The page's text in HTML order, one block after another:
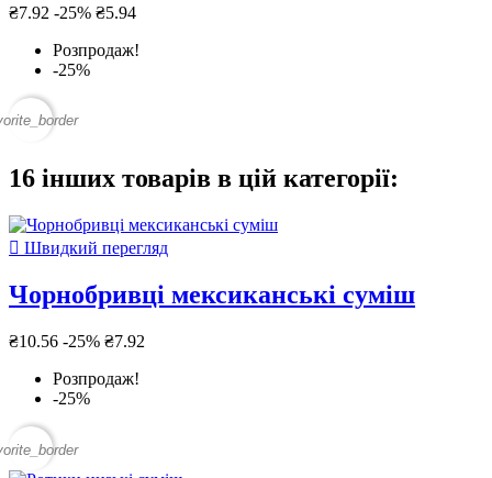
₴7.92 -25% ₴5.94
Розпродаж!
-25%
16 інших товарів в цій категорії:
 Швидкий перегляд
Чорнобривці мексиканські суміш
₴10.56 -25% ₴7.92
Розпродаж!
-25%